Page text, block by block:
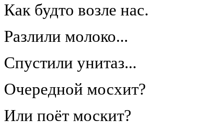
Как будто возле нас.
Разлили молоко...
Спустили унитаз...
Очередной мосхит?
Или поёт москит?